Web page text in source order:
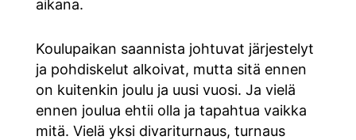
aikana.
Koulupaikan saannista johtuvat järjestelyt
ja pohdiskelut alkoivat, mutta sitä ennen
on kuitenkin joulu ja uusi vuosi. Ja vielä
ennen joulua ehtii olla ja tapahtua vaikka
mitä. Vielä yksi divariturnaus, turnaus